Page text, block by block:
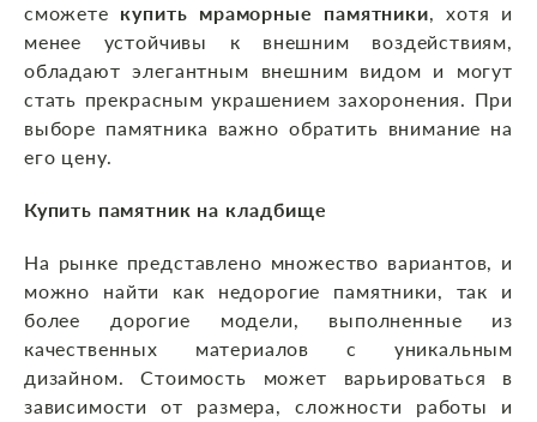
сможете купить мраморные памятники, хотя и
менее устойчивы к внешним воздействиям,
обладают элегантным внешним видом и могут
стать прекрасным украшением захоронения. При
выборе памятника важно обратить внимание на
его цену.
Купить памятник на кладбище
На рынке представлено множество вариантов, и
можно найти как недорогие памятники, так и
более дорогие модели, выполненные из
качественных материалов с уникальным
дизайном. Стоимость может варьироваться в
зависимости от размера, сложности работы и